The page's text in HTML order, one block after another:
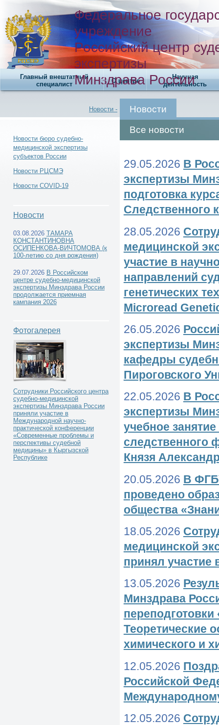
Федеральное
учреждение
Российский центр
экспертизы
Минздрава России
Главный внештатный
специалист
О центре
Научная
деятельность
Новости - Новости
Новости бюро судебно-
медицинской экспертизы
субъектов России
Новости РЦСМЭ
Новости COVID-19
Новости
03.08.2026 ТАМАРА
КОНСТАНТИНОВНА
ОСИПЕНКОВА-ВИЧТОМОВА (к
100-летию со дня рождения)
29.07.2026 В Российском
центре судебно-медицинской
экспертизы Минздрава России
продолжается приемная
кампания 2026
Фотогалерея
Сотрудники Российского центра
судебно-медицинской
экспертизы Минздрава России
приняли участие в
Международной научно-
практической конференции
«Современные проблемы и
перспективы судебной
медицины» в Кыргызской
Республике
Все новости
29.05.2026 В
экспертизы
подготовка
Следственного
28.05.2026
медицинской
участие в
направлений
генетических
Microread
26.05.2026
экспертизы
кафедры
Пироговского
22.05.2026 В
экспертизы
учебное
следственного
Князя
20.05.2026 В
проведено
общества
18.05.2026
медицинской
принял участие
13.05.2026
Минздрава
Теоретические
химического и
12.05.2026
Российской
12.05.2026